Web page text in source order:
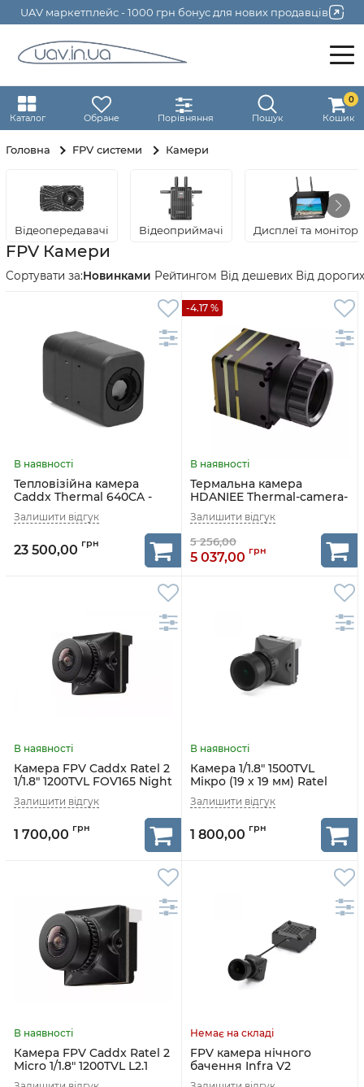
UAV маркетплейс - 1000 грн бонус для нових продавців
Каталог Обране Порівняння Пошук Кошик
0
Головна FPV системи Камери
Відеопередавачі Відеоприймачі Дисплеї та
FPV Камери
Новинками Рейтингом Від дешевих Від дорогих
Тепловізійна камера
Caddx Thermal 640CA -
640*512
23 500,00
-4.17 %
Термальна камера
HDANIEE Thermal-camera-
256×192
5 037,00
Камера FPV Caddx Ratel 2
1/1.8" 1200TVL FOV165 Night
Vision (чорний)
1 700,00
Камера 1/1.8" 1500TVL
Мікро (19 х 19 мм) Ratel
Pro Caddx
1 800,00
Камера FPV Caddx Ratel 2
Micro 1/1.8" 1200TVL L2.1
(черный)
FPV камера нічного
бачення Infra V2
CADDXFPV